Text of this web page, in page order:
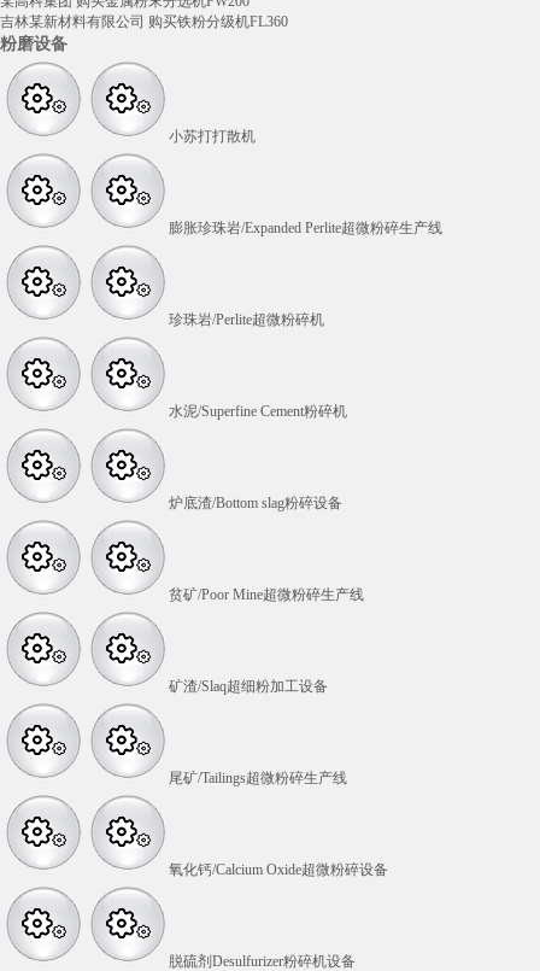
吉林某新材料有限公司 购买铁粉分级机FL360
粉磨设备
小苏打打散机
膨胀珍珠岩/Expanded Perlite超微粉碎生产线
珍珠岩/Perlite超微粉碎机
水泥/Superfine Cement粉碎机
炉底渣/Bottom slag粉碎设备
贫矿/Poor Mine超微粉碎生产线
矿渣/Slaq超细粉加工设备
尾矿/Tailings超微粉碎生产线
氧化钙/Calcium Oxide超微粉碎设备
脱硫剂Desulfurizer粉碎机设备